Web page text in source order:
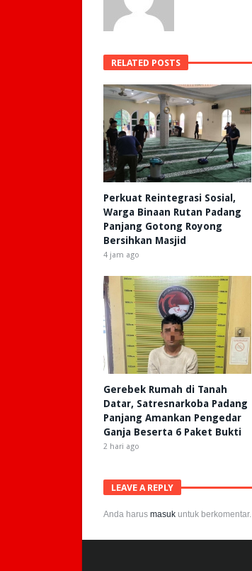
RELATED POSTS
Perkuat Reintegrasi Sosial,
Warga Binaan Rutan Padang
Panjang Gotong Royong
Bersihkan Masjid
4 jam ago
Gerebek Rumah di Tanah
Datar, Satresnarkoba Padang
Panjang Amankan Pengedar
Ganja Beserta 6 Paket Bukti
2 hari ago
LEAVE A REPLY
Anda harus masuk untuk berkomentar.